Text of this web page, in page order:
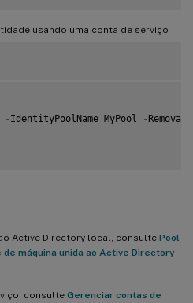
usando uma conta de serviço
- IdentityPoolName MyPool -
Active Directory local, consulte Pool
máquina unida ao Active Directory
consulte Gerenciar contas de